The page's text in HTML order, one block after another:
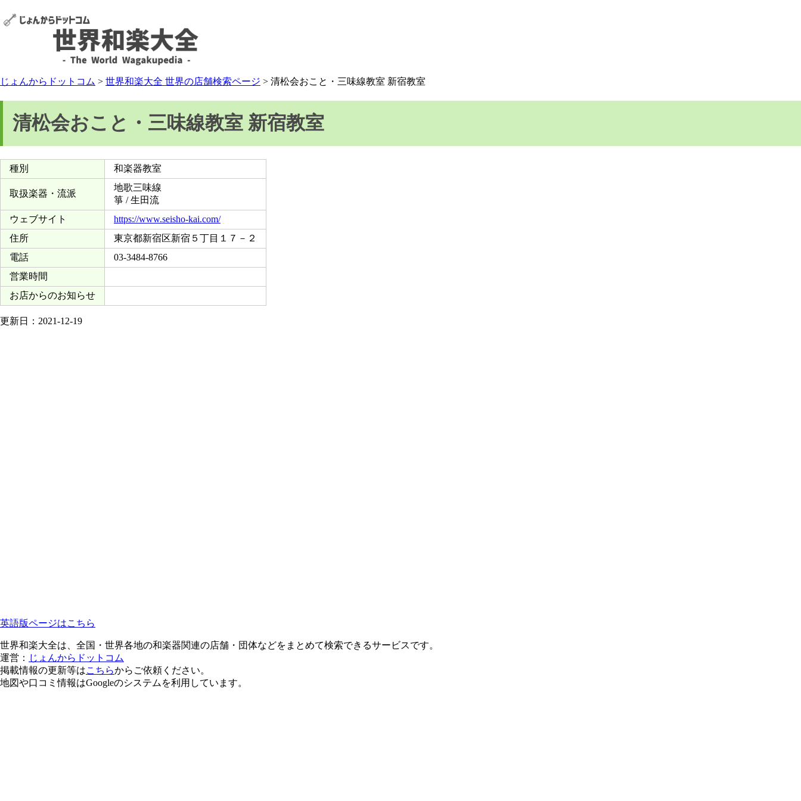
じょんからドットコム > 世界和楽大全 世界の店舗検索ページ > 清松会おこと・三味線教室 新宿教室
清松会おこと・三味線教室 新宿教室
種別 和楽器教室
取扱楽器・流派
地歌三味線
箏 / 生田流
ウェブサイト
https://www.seisho-kai.com/
住所
東京都新宿区新宿５丁目１７－２
電話
03-3484-8766
営業時間
お店からのお知らせ
更新日：2021-12-19
英語版ページはこちら
世界和楽大全は、全国・世界各地の和楽器関連の店舗・団体などをまとめて検索できるサービスです。
運営： じょんからドットコム
掲載情報の更新等はこちらからご依頼ください。
地図や口コミ情報はGoogleのシステムを利用しています。